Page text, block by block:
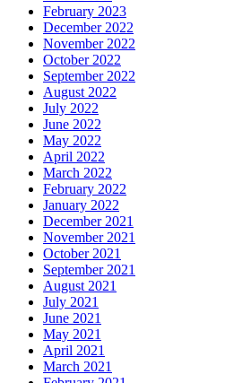
February 2023
December 2022
November 2022
October 2022
September 2022
August 2022
July 2022
June 2022
May 2022
April 2022
March 2022
February 2022
January 2022
December 2021
November 2021
October 2021
September 2021
August 2021
July 2021
June 2021
May 2021
April 2021
March 2021